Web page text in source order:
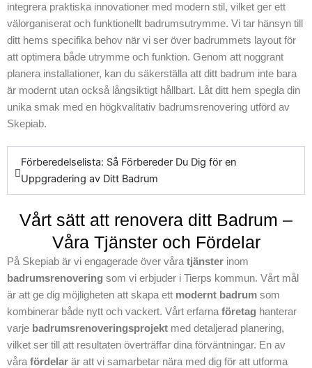
innovativa material
kan vi leverera ett
resultat som både
är funktionellt och
estetiskt tilltalande.
Vårt team är alltid
här för att guida dig
processen. För att
få reda på mer om
hur vi kan hjälpa
dig att få ditt nya
dina förväntningar,
tveka inte att ta
kontakt med oss.
Vi ser fram emot
att stötta dig från
början till slut från
start till slut och ge
nytt liv åt ditt
badrum till din
integrera praktiska innovationer med modern stil, vilket ger ett
välorganiserat och funktionellt badrumsutrymme. Vi tar hänsyn till
ditt hems specifika behov när vi ser över badrummets layout för
att optimera både utrymme och funktion. Genom att noggrant
planera installationer, kan du säkerställa att ditt badrum inte bara
är modernt utan också långsiktigt hållbart. Låt ditt hem spegla din
unika smak med en högkvalitativ badrumsrenovering utförd av
Skepiab.
Förberedelselista: Så Förbereder Du Dig för en
Uppgradering av Ditt Badrum
Vårt sätt att renovera ditt Badrum –
Våra Tjänster och Fördelar
På Skepiab är vi engagerade över våra tjänster inom
badrumsrenovering som vi erbjuder i Tierps kommun. Vårt mål
är att ge dig möjligheten att skapa ett modernt badrum som
kombinerar både nytt och vackert. Vårt erfarna företag hanterar
varje badrumsrenoveringsprojekt med detaljerad planering,
vilket ser till att resultaten överträffar dina förväntningar. En av
våra fördelar är att vi samarbetar nära med dig för att utforma